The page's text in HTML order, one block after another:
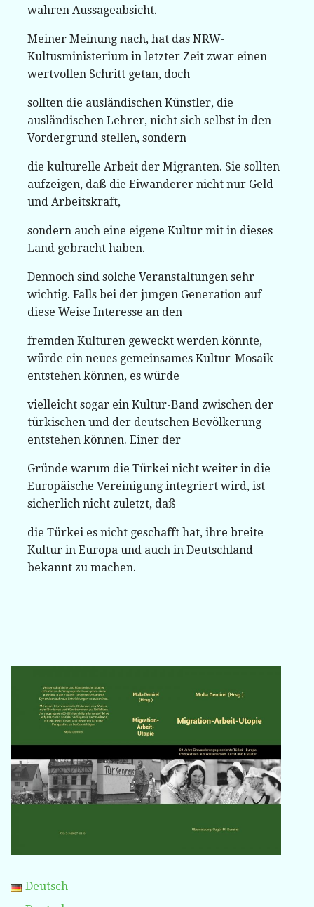
wahren Aussageabsicht.
Meiner Meinung nach, hat das NRW-
Kultusministerium in letzter Zeit zwar einen
wertvollen Schritt getan, doch
sollten die ausländischen Künstler, die
ausländischen Lehrer, nicht sich selbst in den
Vordergrund stellen, sondern
die kulturelle Arbeit der Migranten. Sie sollten
aufzeigen, daß die Eiwanderer nicht nur Geld
und Arbeitskraft,
sondern auch eine eigene Kultur mit in dieses
Land gebracht haben.
Dennoch sind solche Veranstaltungen sehr
wichtig. Falls bei der jungen Generation auf
diese Weise Interesse an den
fremden Kulturen geweckt werden könnte,
würde ein neues gemeinsames Kultur-Mosaik
entstehen können, es würde
vielleicht sogar ein Kultur-Band zwischen der
türkischen und der deutschen Bevölkerung
entstehen können. Einer der
Gründe warum die Türkei nicht weiter in die
Europäische Vereinigung integriert wird, ist
sicherlich nicht zuletzt, daß
die Türkei es nicht geschafft hat, ihre breite
Kultur in Europa und auch in Deutschland
bekannt zu machen.
Deutsch